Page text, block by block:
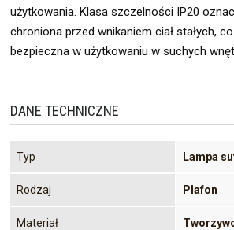
użytkowania. Klasa szczelności IP20
chroniona przed wnikaniem ciał stałych,
bezpieczna w użytkowaniu w suchych
DANE TECHNICZNE
Typ Lampa
Rodzaj Plafon
Materiał